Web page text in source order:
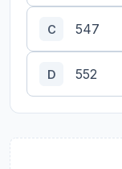
C 547
D 552